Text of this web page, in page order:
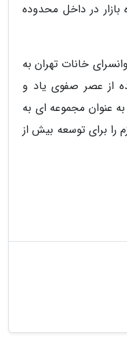
بازار در داخل محدوده
خانات تهران به
از عصر صفوی یاد و
عنوان مجموعه ای به
را برای توسعه بیش از